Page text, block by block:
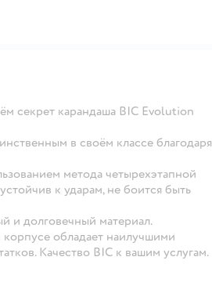
секрет карандаша BIC Evolution
в своём классе благодаря
метода четырехэтапной
к ударам, не боится быть
и долговечный материал.
обладает наилучшими
Качество BIC к вашим услугам.